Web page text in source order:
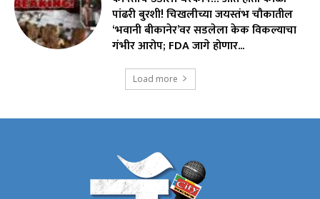
पांढरी बुरशी! चिखलीच्या जयस्तंभ चौकातील
‘भवानी बीकानेर’वर सडलेला केक विकल्याचा
गंभीर आरोप; FDA जागे होणार...
Load more